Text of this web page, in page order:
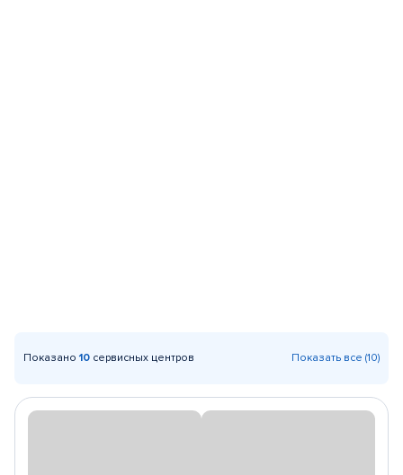
Показано 10 сервисных центров Показать все (10)